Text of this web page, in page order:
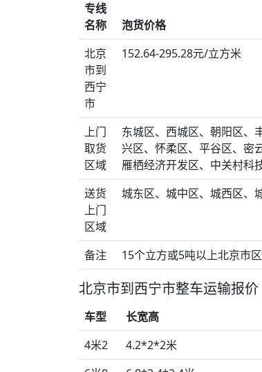
专线
名称
泡货价格
北京
市到
西宁
市
152.64-295.28元/立方米
上门
取货
区域
东城区、西城区、朝阳区、
兴区、怀柔区、平谷区、密
雁栖经济开发区、中关村科
送货
上门
区域
城东区、城中区、城西区、
备注 15个立方或5吨以上北京市
北京市到西宁市整车运输报价
车型 长宽高
4米2
4.2*2*2米